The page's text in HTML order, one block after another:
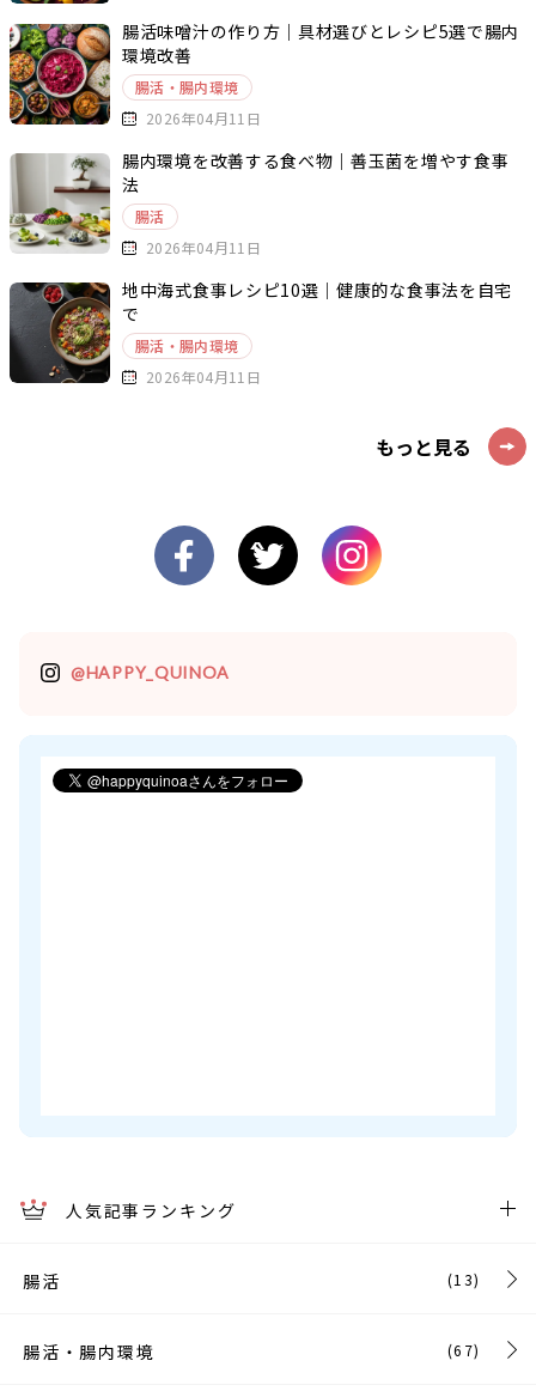
腸活味噌汁の作り方｜具材選びとレシピ5選で腸内
環境改善
腸活・腸内環境
2026年04月11日
腸内環境を改善する食べ物｜善玉菌を増やす食事
法
腸活
2026年04月11日
地中海式食事レシピ10選｜健康的な食事法を自宅
で
腸活・腸内環境
2026年04月11日
もっと見る
@HAPPY_QUINOA
人気記事ランキング
腸活 (13)
腸活・腸内環境 (67)